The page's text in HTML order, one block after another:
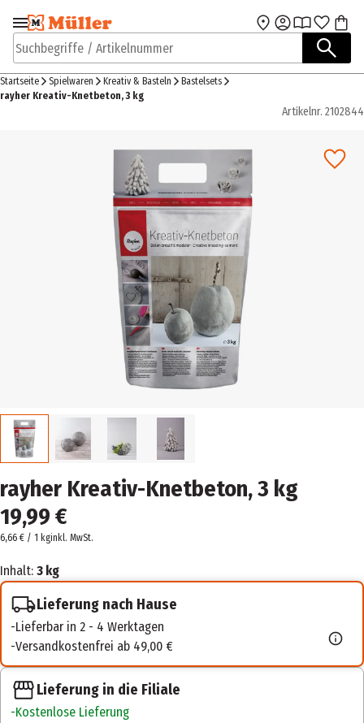
Zur Navigation
springen
Zum Hauptinhalt
Suchbegriffe / Artikelnummer
Startseite Spielwaren Kreativ & Basteln
Bastelsets
rayher Kreativ-Knetbeton, 3 kg
Artikelnr. 2102844
rayher Kreativ-Knetbeton, 3 kg
19,99 €
6,66 € / 1 kginkl. MwSt.
Inhalt: 3 kg
Lieferung nach Hause
Lieferbar in 2 - 4 Werktagen
Versandkostenfrei ab 49,00 €
Lieferung in die Filiale
Kostenlose Lieferung